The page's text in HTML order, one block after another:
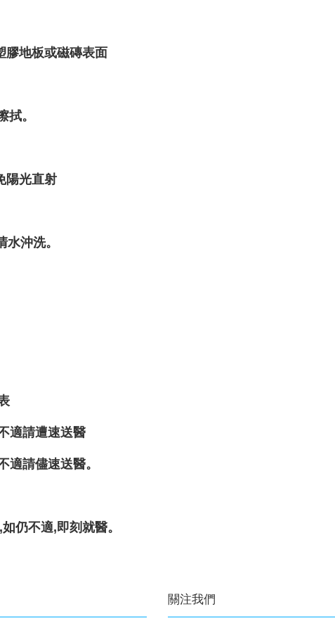
膠地板或磁磚表面
拭。
陽光直射
沖洗。
適請遭速送醫
適請儘速送醫。
仍不適,即刻就醫。
關注我們